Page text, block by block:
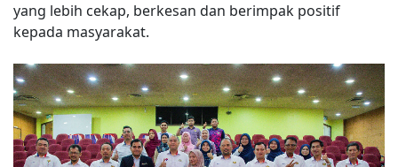
yang lebih cekap, berkesan dan berimpak positif
kepada masyarakat.